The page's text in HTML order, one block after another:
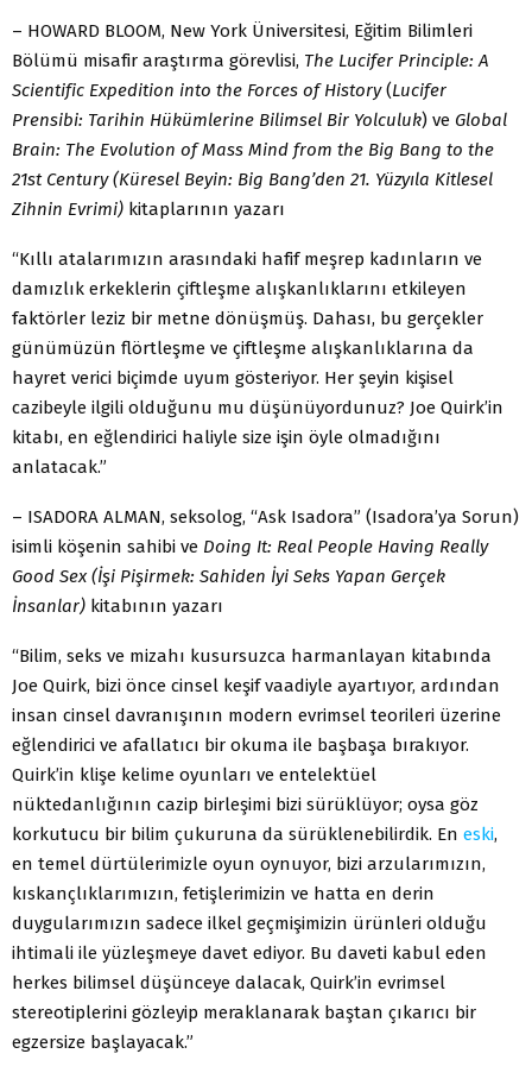
– HOWARD BLOOM, New York Üniversitesi, Eğitim Bilimleri
Bölümü misafir araştırma görevlisi, The Lucifer Principle: A
Scientific Expedition into the Forces of History(Lucifer
Prensibi: Tarihin Hükümlerine Bilimsel Bir Yolculuk) ve Global
Brain: The Evolution of Mass Mind from the Big Bang to the
21st Century (Küresel Beyin: Big Bang’den 21. Yüzyıla Kitlesel
Zihnin Evrimi) kitaplarının yazarı
“Kıllı atalarımızın arasındaki hafif meşrep kadınların ve
damızlık erkeklerin çiftleşme alışkanlıklarını etkileyen
faktörler leziz bir metne dönüşmüş. Dahası, bu gerçekler
günümüzün flörtleşme ve çiftleşme alışkanlıklarına da
hayret verici biçimde uyum gösteriyor. Her şeyin kişisel
cazibeyle ilgili olduğunu mu düşünüyordunuz? Joe Quirk’in
kitabı, en eğlendirici haliyle size işin öyle olmadığını
anlatacak.”
– ISADORA ALMAN, seksolog, “Ask Isadora” (Isadora’ya Sorun)
isimli köşenin sahibi ve Doing It: Real People Having Really
Good Sex (İşi Pişirmek: Sahiden İyi Seks Yapan Gerçek
İnsanlar) kitabının yazarı
“Bilim, seks ve mizahı kusursuzca harmanlayan kitabında
Joe Quirk, bizi önce cinsel keşif vaadiyle ayartıyor, ardından
insan cinsel davranışının modern evrimsel teorileri üzerine
eğlendirici ve afallatıcı bir okuma ile başbaşa bırakıyor.
Quirk’in klişe kelime oyunları ve entelektüel
nüktedanlığının cazip birleşimi bizi sürüklüyor; oysa göz
korkutucu bir bilim çukuruna da sürüklenebilirdik. En eski,
en temel dürtülerimizle oyun oynuyor, bizi arzularımızın,
kıskançlıklarımızın, fetişlerimizin ve hatta en derin
duygularımızın sadece ilkel geçmişimizin ürünleri olduğu
ihtimali ile yüzleşmeye davet ediyor. Bu daveti kabul eden
herkes bilimsel düşünceye dalacak, Quirk’in evrimsel
stereotiplerini gözleyip meraklanarak baştan çıkarıcı bir
egzersize başlayacak.”